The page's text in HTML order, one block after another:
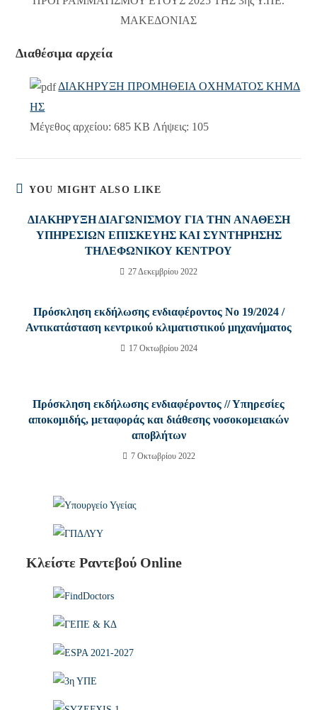
ΜΑΚΕΔΟΝΙΑΣ
Διαθέσιμα αρχεία
ΔΙΑΚΗΡΥΞΗ ΠΡΟΜΗΘΕΙΑ ΟΧΗΜΑΤΟΣ ΚΗΜΔ
ΗΣ
Μέγεθος αρχείου: 685 KB Λήψεις: 105
YOU MIGHT ALSO LIKE
ΔΙΑΚΗΡΥΞΗ ΔΙΑΓΩΝΙΣΜΟΥ ΓΙΑ ΤΗΝ ΑΝΑΘΕΣΗ
ΥΠΗΡΕΣΙΩΝ ΕΠΙΣΚΕΥΗΣ ΚΑΙ ΣΥΝΤΗΡΗΣΗΣ
ΤΗΛΕΦΩΝΙΚΟΥ ΚΕΝΤΡΟΥ
27 Δεκεμβρίου 2022
Πρόσκληση εκδήλωσης ενδιαφέροντος Νο 19/2024 /
Αντικατάσταση κεντρικού κλιματιστικού μηχανήματος
17 Οκτωβρίου 2024
Πρόσκληση εκδήλωσης ενδιαφέροντος // Υπηρεσίες
αποκομιδής, μεταφοράς και διάθεσης νοσοκομειακών
αποβλήτων
7 Οκτωβρίου 2022
Κλείστε Ραντεβού Online